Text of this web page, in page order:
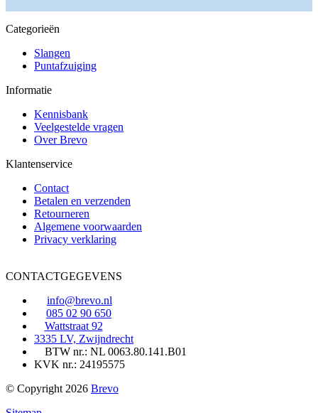
Categorieën
Slangen
Puntafzuiging
Informatie
Kennisbank
Veelgestelde vragen
Over Brevo
Klantenservice
Contact
Betalen en verzenden
Retourneren
Algemene voorwaarden
Privacy verklaring
CONTACTGEGEVENS
info@brevo.nl
085 02 90 650
Wattstraat 92
3335 LV, Zwijndrecht
BTW nr.: NL 0063.80.141.B01
KVK nr.: 24195575
© Copyright 2026 Brevo